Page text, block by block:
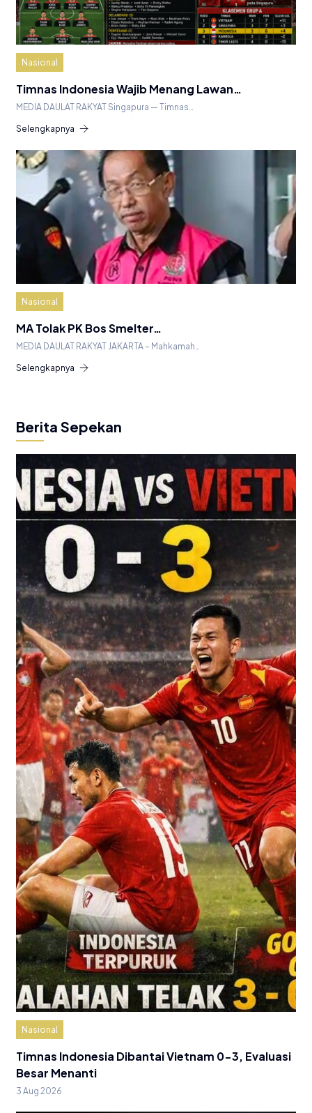
Nasional
Timnas Indonesia Wajib Menang Lawan…
MEDIA DAULAT RAKYAT Singapura — Timnas…
Selengkapnya
Nasional
MA Tolak PK Bos Smelter…
MEDIA DAULAT RAKYAT JAKARTA – Mahkamah…
Selengkapnya
Berita Sepekan
Nasional
Timnas Indonesia Dibantai Vietnam 0-3, Evaluasi
Besar Menanti
3 Aug 2026